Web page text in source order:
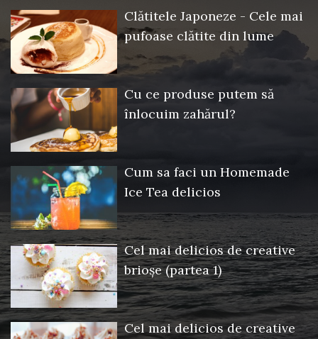
Clătitele Japoneze - Cele mai
pufoase clătite din lume
Cu ce produse putem să
înlocuim zahărul?
Cum sa faci un Homemade
Ice Tea delicios
Cel mai delicios de creative
brioșe (partea 1)
Cel mai delicios de creative